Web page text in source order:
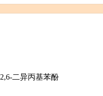
2,6-二异丙基苯酚